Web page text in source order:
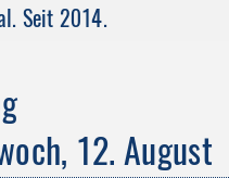
Seit 2014.
12. August